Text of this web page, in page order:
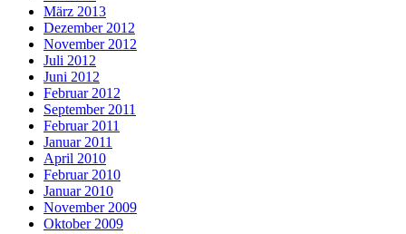
März 2013
Dezember 2012
November 2012
Juli 2012
Juni 2012
Februar 2012
September 2011
Februar 2011
Januar 2011
April 2010
Februar 2010
Januar 2010
November 2009
Oktober 2009